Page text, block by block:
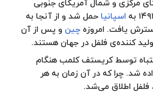
مرکزی و شمال آمریکای جنوبی
اسپانیا حمل شد و از آنجا به
یافت. امروزه چین و پس از آن
کننده‌ی فلفل در جهان هستند.
توسط کریستف کلمب هنگام
شد. چرا که در آن زمان به هر
فلفل اطلاق می‌شد.